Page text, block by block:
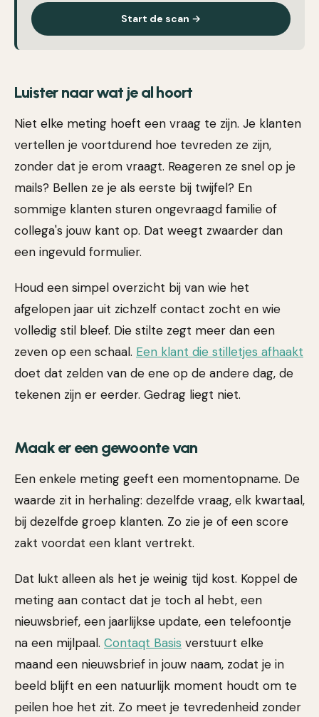
Start de scan →
Luister naar wat je al hoort
Niet elke meting hoeft een vraag te zijn. Je klanten
vertellen je voortdurend hoe tevreden ze zijn,
zonder dat je erom vraagt. Reageren ze snel op je
mails? Bellen ze je als eerste bij twijfel? En
sommige klanten sturen ongevraagd familie of
collega's jouw kant op. Dat weegt zwaarder dan
een ingevuld formulier.
Houd een simpel overzicht bij van wie het
afgelopen jaar uit zichzelf contact zocht en wie
volledig stil bleef. Die stilte zegt meer dan een
zeven op een schaal. Een klant die stilletjes afhaakt
doet dat zelden van de ene op de andere dag, de
tekenen zijn er eerder. Gedrag liegt niet.
Maak er een gewoonte van
Een enkele meting geeft een momentopname. De
waarde zit in herhaling: dezelfde vraag, elk kwartaal,
bij dezelfde groep klanten. Zo zie je of een score
zakt voordat een klant vertrekt.
Dat lukt alleen als het je weinig tijd kost. Koppel de
meting aan contact dat je toch al hebt, een
nieuwsbrief, een jaarlijkse update, een telefoontje
na een mijlpaal. Contaqt Basis verstuurt elke
maand een nieuwsbrief in jouw naam, zodat je in
beeld blijft en een natuurlijk moment houdt om te
peilen hoe het zit. Zo meet je tevredenheid zonder